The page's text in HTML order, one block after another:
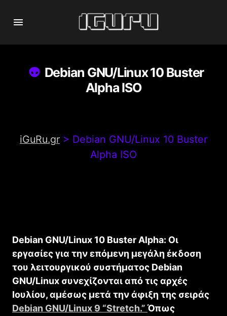
Debian GNU/Linux 10 Buster
Alpha ISO
iGuRu.gr > Debian GNU/Linux 10 Buster
Alpha ISO
Debian GNU/Linux 10 Buster Alpha: Οι
εργασίες για την επόμενη μεγάλη έκδοση
του λειτουργικού συστήματος Debian
GNU/Linux συνεχίζονται από τις αρχές
Ιουλίου, αμέσως μετά την άφιξη της σειράς
Debian GNU/Linux 9 “Stretch.” Όπως